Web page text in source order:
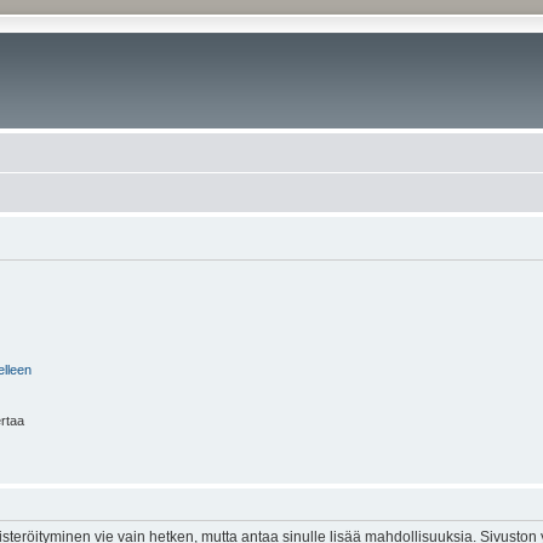
vie vain hetken, mutta antaa sinulle lisää mahdollisuuksia.